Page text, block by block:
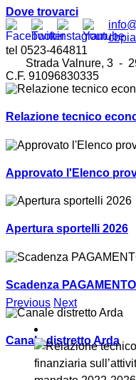
Dove trovarci
tel 0523-464811
Strada Valnure, 3 -
C.F. 91096830335
Relazione tecnico
Approvato l'Elenco
Apertura sportelli 2026
Scadenza
Canale distretto Arda
Previous Next